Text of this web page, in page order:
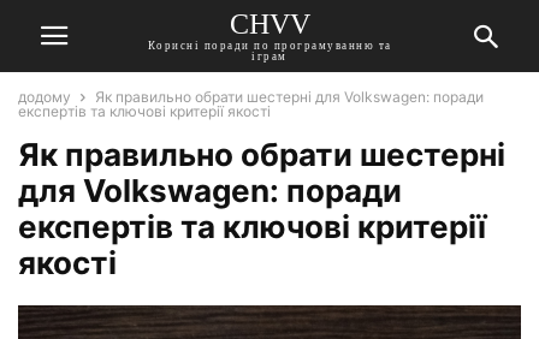
CHVV
Корисні поради по програмуванню та
іграм
додому
Як правильно обрати шестерні для Volkswagen: поради
експертів та ключові критерії якості
Як правильно обрати шестерні
для Volkswagen: поради
експертів та ключові критерії
якості